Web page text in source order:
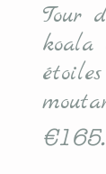
Tour
koala